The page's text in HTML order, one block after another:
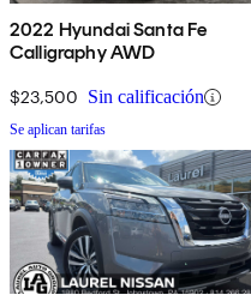
2022 Hyundai Santa Fe
Calligraphy AWD
$23,500 Sin calificación
Se aplican tarifas